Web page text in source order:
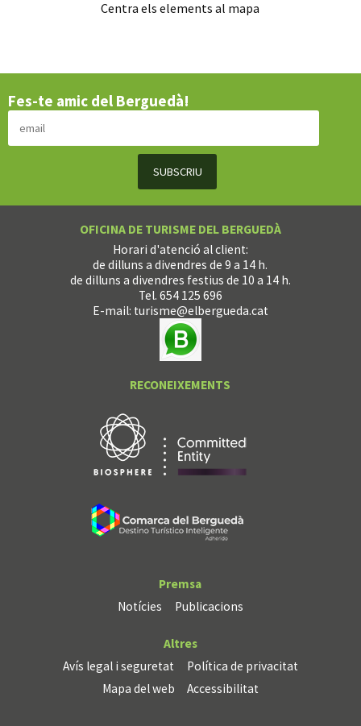
Centra els elements al mapa
Fes-te amic del Berguedà!
OFICINA DE TURISME DEL BERGUEDÀ
Horari d'atenció al client:
de dilluns a divendres de 9 a 14 h.
de dilluns a divendres festius de 10 a 14 h.
Tel. 654 125 696
E-mail: turisme@elbergueda.cat
RECONEIXEMENTS
Premsa
Notícies
Publicacions
Altres
Avís legal i seguretat
Política de privacitat
Mapa del web
Accessibilitat